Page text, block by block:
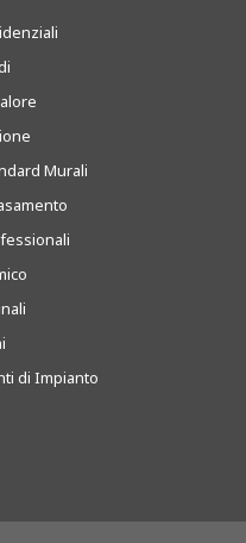
Murali
di Impianto